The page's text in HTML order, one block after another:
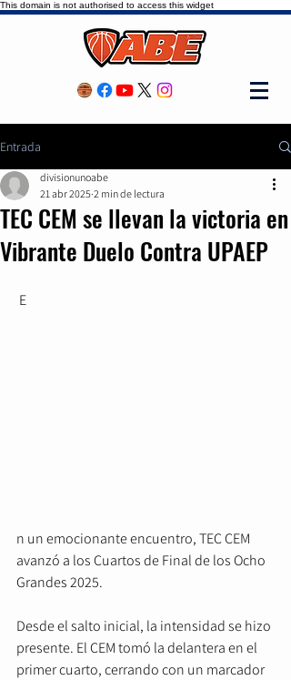
This domain is not authorised to access this widget
Entrada
TEC CEM se llevan la victoria en
Vibrante Duelo Contra UPAEP
divisionunoabe
21 abr 2025 2 min de lectura
E
n un emocionante encuentro, TEC CEM
avanzó a los Cuartos de Final de los Ocho
Grandes 2025.
Desde el salto inicial, la intensidad se hizo
presente. El CEM tomó la delantera en el
primer cuarto, cerrando con un marcador